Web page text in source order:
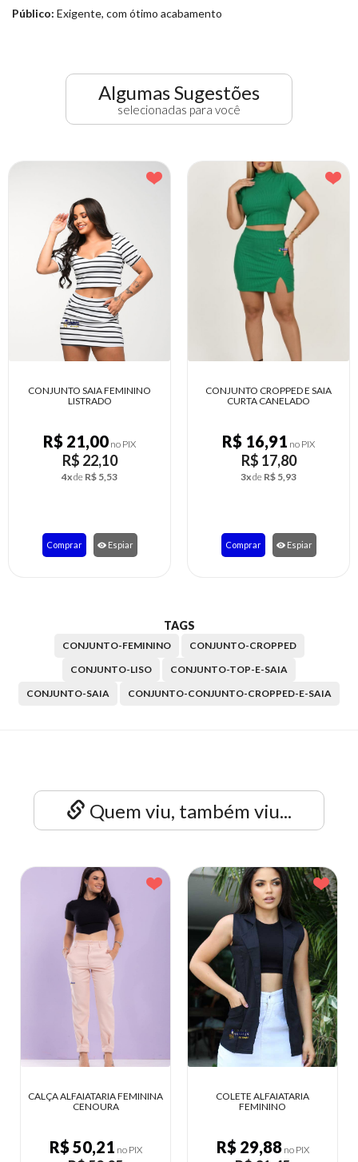
Público: Exigente, com ótimo acabamento
Algumas Sugestões
selecionadas para você
CONJUNTO CROPPED E SAIA
CURTA CANELADO
R$ 16,91no PIX
R$ 17,80
3xdeR$ 5,93
Comprar Espiar
CONJUNTO SAIA E CROPPED
TRICOT
R$ 24,17no PIX
R$ 25,44
5xdeR$ 5,09
Comprar Espiar
TAGS
CONJUNTO-FEMININO
CONJUNTO-CROPPED
CONJUNTO-LISO
CONJUNTO-TOP-E-SAIA
CONJUNTO-SAIA
CONJUNTO-CONJUNTO-CROPPED-E-SAIA
Quem viu, também viu...
COLETE ALFAIATARIA
FEMININO
R$ 29,88
VESTIDO FEMININO ALÇA
RECORTE NO DECOTE
R$ 28,49